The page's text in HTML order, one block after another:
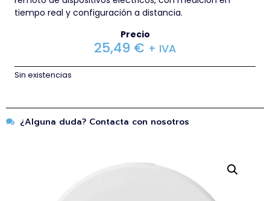
tiempo real y configuración a distancia.
Precio
25,49 € + IVA
Sin existencias
¿Alguna duda? Contacta con nosotros